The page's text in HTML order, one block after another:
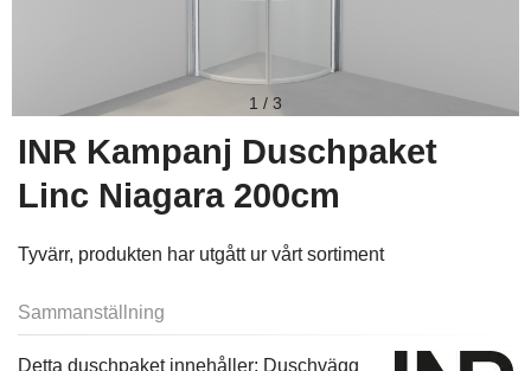
1 / 3
INR Kampanj Duschpaket
Linc Niagara 200cm
Tyvärr, produkten har utgått ur vårt sortiment
Sammanställning
Detta duschpaket innehåller: Duschvägg